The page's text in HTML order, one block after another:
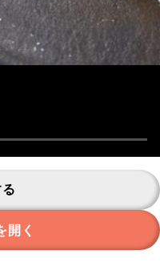
開く